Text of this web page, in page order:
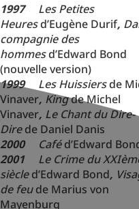
1997 Les Petites
Heuresd’Eugène Durif,
compagnie des
hommesd’Edward Bond
(nouvelle version)
1999
Les Huissiersde
Vinaver, Kingde Michel
Vinaver, Le Chant du Dire-
Dire de Daniel Danis
2000
Café d’Edward
2001
Le Crime du
siècle d’Edward Bond,
de feude Marius von
Mayenburg